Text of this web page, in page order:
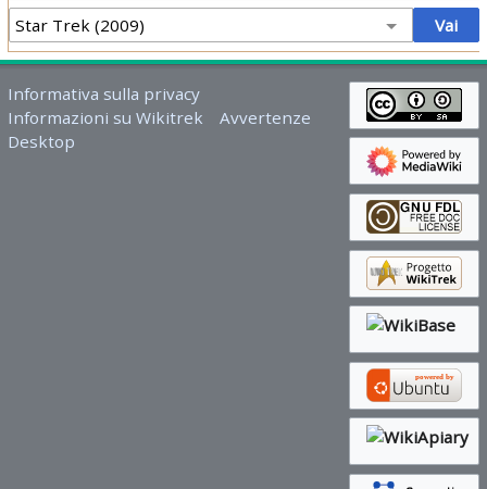
Informativa sulla privacy
Informazioni su Wikitrek
Avvertenze
Desktop